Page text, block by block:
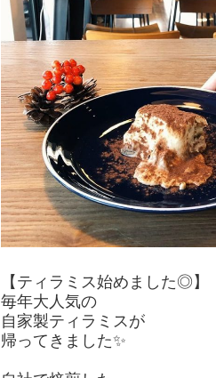
【ティラミス始めました◎】
毎年大人気の
自家製ティラミスが
帰ってきました✨